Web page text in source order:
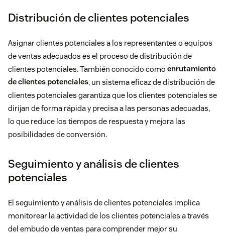
Distribución de clientes potenciales
Asignar clientes potenciales a los representantes o equipos
de ventas adecuados es el proceso de distribución de
clientes potenciales. También conocido como enrutamiento
de clientes potenciales, un sistema eficaz de distribución de
clientes potenciales garantiza que los clientes potenciales se
dirijan de forma rápida y precisa a las personas adecuadas,
lo que reduce los tiempos de respuesta y mejora las
posibilidades de conversión.
Seguimiento y análisis de clientes
potenciales
El seguimiento y análisis de clientes potenciales implica
monitorear la actividad de los clientes potenciales a través
del embudo de ventas para comprender mejor su